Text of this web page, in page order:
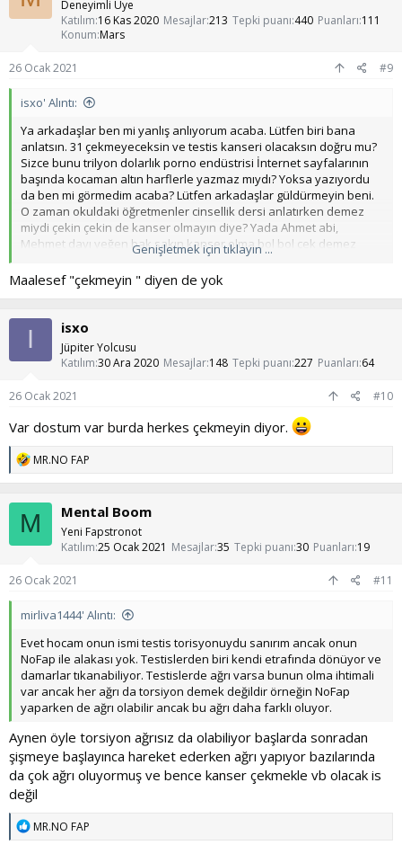
l
e
Deneyimli Üye
Katılım 16 Kas 2020 Mesajlar213 Tepki puanı 440 Puanları 111
Konum Mars
26 Ocak 2021 #9
isxo' Alıntı:
Ya arkadaşlar ben mi yanlış anlıyorum acaba. Lütfen biri bana
anlatsın. 31 çekmeyeceksin ve testis kanseri olacaksın doğru mu?
Sizce bunu trilyon dolarlık porno endüstrisi İnternet sayfalarının
başında kocaman altın harflerle yazmaz mıydı? Yoksa yazıyordu
da ben mi görmedim acaba? Lütfen arkadaşlar güldürmeyin beni.
O zaman okuldaki öğretmenler cinsellik dersi anlatırken demez
miydi çekin çekin de kanser olmayın diye? Yada Ahmet abi,
Mehmet dayı yeğen bak sakın kanser olma bol bol çek demez
Genişletmek için tıklayın ...
Maalesef "çekmeyin " diyen de yok
I isxo
Jüpiter Yolcusu
Katılım 30 Ara 2020 Mesajlar 148 Tepki puanı 227 Puanları 64
26 Ocak 2021 #10
Var dostum var burda herkes çekmeyin diyor.
T
p
k
i
l
e
MR.NO FAP
M Mental Boom
Yeni Fapstronot
Katılım 25 Ocak 2021 Mesajlar35 Tepki puanı 30 Puanları 19
26 Ocak 2021 #11
mirliva1444' Alıntı:
Evet hocam onun ismi testis torisyonuydu sanırım ancak onun
NoFap ile alakası yok. Testislerden biri kendi etrafında dönüyor ve
damarlar tıkanabiliyor. Testislerde ağrı varsa bunun olma ihtimali
var ancak her ağrı da torsiyon demek değildir örneğin NoFap
yaparken de ağrı olabilir ancak bu ağrı daha farklı oluyor.
Aynen öyle torsiyon ağrısız da olabiliyor başlarda sonradan
şişmeye başlayınca hareket ederken ağrı yapıyor bazılarında
da çok ağrı oluyormuş ve bence kanser çekmekle vb olacak is
değil
T
MR.NO FAP